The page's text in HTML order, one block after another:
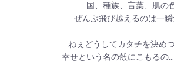
国、種族、言葉、肌の
ぜんぶ飛び越えるのは一瞬
ねぇどうしてカタチを決め
幸せという名の殻にこもるの